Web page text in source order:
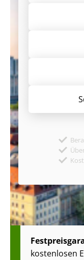
kostenlosen